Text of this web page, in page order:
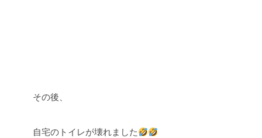
その後、
自宅のトイレが壊れました